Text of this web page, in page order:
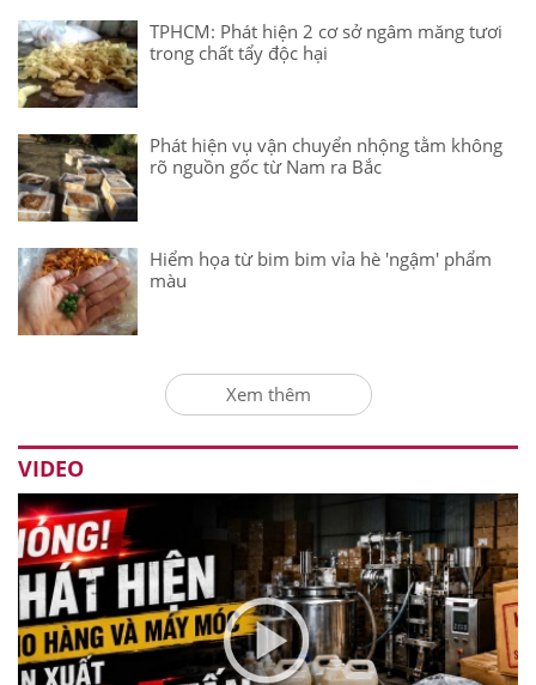
TPHCM: Phát hiện 2 cơ sở ngâm măng tươi
trong chất tẩy độc hại
Phát hiện vụ vận chuyển nhộng tằm không
rõ nguồn gốc từ Nam ra Bắc
Hiểm họa từ bim bim vỉa hè 'ngậm' phẩm
màu
Xem thêm
VIDEO